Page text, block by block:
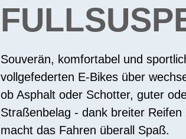
Souverän, komfortabel und
vollgefederten E-Bikes über
ob Asphalt oder Schotter, guter
Straßenbelag - dank breiter
macht das Fahren überall Spaß.